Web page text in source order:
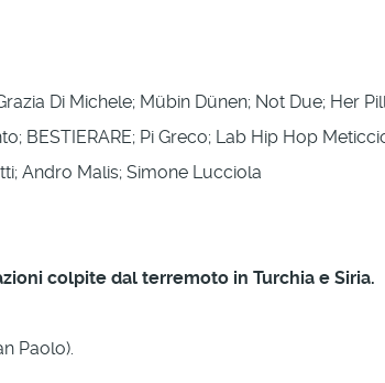
Di Michele; Mübin Dünen; Not Due; Her
BESTIERARE; Pi Greco; Lab Hip Hop
Andro Malis; Simone Lucciola
colpite dal terremoto in Turchia e Siria.
Paolo).